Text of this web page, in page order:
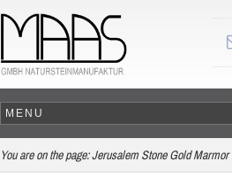
You are on the page:Jerusalem Stone Gold Marmor